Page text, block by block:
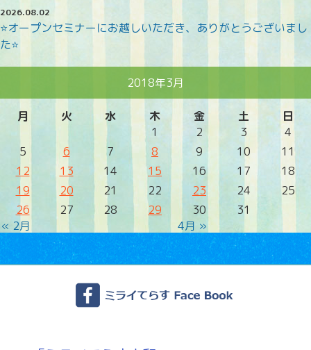
2026.08.02
⭐オープンセミナーにお越しいただき、ありがとうございまし
た⭐
2018年3月
月 火 水 木 金 土 日
« 2月 4月 »
1 2 3
4
5
6 7 8 9 10
11
12
13 14 15 16 17
18
19
20 21 22 23 24
25
26
27 28 29 30 31